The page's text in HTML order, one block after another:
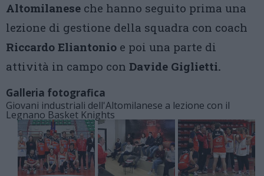
Altomilanese che hanno seguito prima una
lezione di gestione della squadra con coach
Riccardo Eliantonio e poi una parte di
attività in campo con Davide Giglietti.
Galleria fotografica
Giovani industriali dell'Altomilanese a lezione con il
Legnano Basket Knights